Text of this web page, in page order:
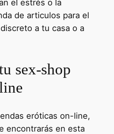
el estrés o la
de articulos para el
a tu casa o a
sex-shop
eróticas on-line,
encontrarás en esta